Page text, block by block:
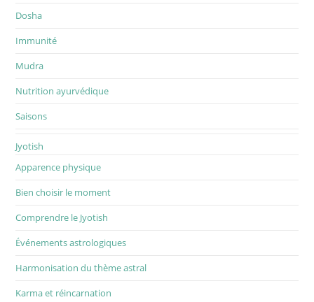
Dosha
Immunité
Mudra
Nutrition ayurvédique
Saisons
Jyotish
Apparence physique
Bien choisir le moment
Comprendre le Jyotish
Événements astrologiques
Harmonisation du thème astral
Karma et réincarnation